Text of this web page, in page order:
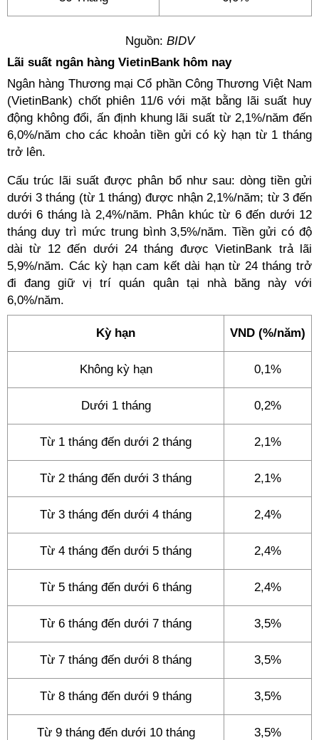
Nguồn: BIDV
Lãi suất ngân hàng VietinBank hôm nay
Ngân hàng Thương mại Cổ phần Công Thương Việt Nam
(VietinBank) chốt phiên 11/6 với mặt bằng lãi suất huy
động không đổi, ấn định khung lãi suất từ 2,1%/năm đến
6,0%/năm cho các khoản tiền gửi có kỳ hạn từ 1 tháng
trở lên.
Cấu trúc lãi suất được phân bổ như sau: dòng tiền gửi
dưới 3 tháng (từ 1 tháng) được nhận 2,1%/năm; từ 3 đến
dưới 6 tháng là 2,4%/năm. Phân khúc từ 6 đến dưới 12
tháng duy trì mức trung bình 3,5%/năm. Tiền gửi có độ
dài từ 12 đến dưới 24 tháng được VietinBank trả lãi
5,9%/năm. Các kỳ hạn cam kết dài hạn từ 24 tháng trở
đi đang giữ vị trí quán quân tại nhà băng này với
6,0%/năm.
Kỳ hạn VND (%/năm)
Không kỳ hạn 0,1%
Dưới 1 tháng 0,2%
Từ 1 tháng đến dưới 2 tháng 2,1%
Từ 2 tháng đến dưới 3 tháng 2,1%
Từ 3 tháng đến dưới 4 tháng 2,4%
Từ 4 tháng đến dưới 5 tháng 2,4%
Từ 5 tháng đến dưới 6 tháng 2,4%
Từ 6 tháng đến dưới 7 tháng 3,5%
Từ 7 tháng đến dưới 8 tháng 3,5%
Từ 8 tháng đến dưới 9 tháng 3,5%
Từ 9 tháng đến dưới 10 tháng 3,5%